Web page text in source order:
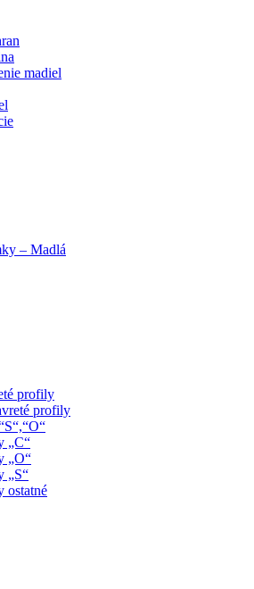
madiel
– Madlá
profily
profily
„C“
„O“
„S“
ostatné